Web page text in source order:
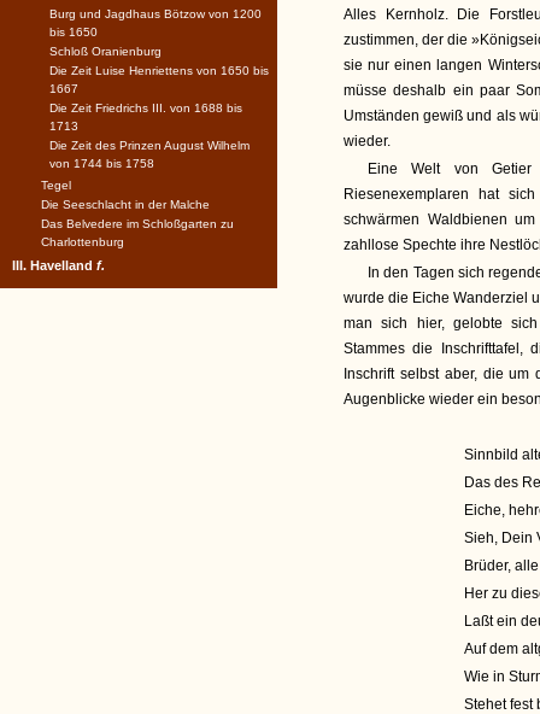
Alles Kernholz. Die
zustimmen, der die
sie nur einen langen
müsse deshalb ein paar
Umständen gewiß und als
wieder.
Eine Welt von
Riesenexemplaren hat
schwärmen Waldbienen
zahllose Spechte ihre
In den Tagen sich
wurde die Eiche Wanderziel
man sich hier, gelobte
Stammes die Inschrifttafel,
Inschrift selbst aber, die
Augenblicke wieder ein
Sinnbild
Das des
Eiche,
Sieh, Dein
Brüder,
Her zu
Laßt ein
Auf dem
Wie in
Stehet fest
Burg und Jagdhaus Bötzow von 1200
bis 1650
Schloß Oranienburg
Die Zeit Luise Henriettens von 1650 bis
1667
Die Zeit Friedrichs III. von 1688 bis
1713
Die Zeit des Prinzen August Wilhelm
von 1744 bis 1758
Tegel
Die Seeschlacht in der Malche
Das Belvedere im Schloßgarten zu
Charlottenburg
III. Havelland f.